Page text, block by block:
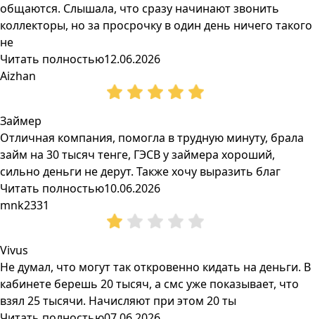
общаются. Слышала, что сразу начинают звонить
коллекторы, но за просрочку в один день ничего такого
не
Читать полностью12.06.2026
Aizhan
Займер
Отличная компания, помогла в трудную минуту, брала
займ на 30 тысяч тенге, ГЭСВ у займера хороший,
сильно деньги не дерут. Также хочу выразить благ
Читать полностью10.06.2026
mnk2331
Vivus
Не думал, что могут так откровенно кидать на деньги. В
кабинете берешь 20 тысяч, а смс уже показывает, что
взял 25 тысячи. Начисляют при этом 20 ты